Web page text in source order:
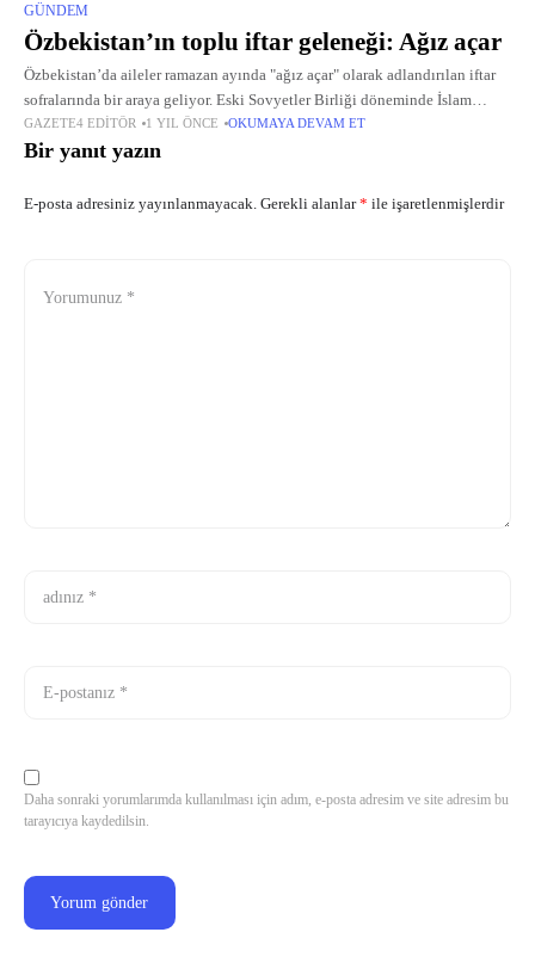
GÜNDEM
Özbekistan’ın toplu iftar geleneği: Ağız açar
Özbekistan’da aileler ramazan ayında "ağız açar" olarak adlandırılan iftar
sofralarında bir araya geliyor. Eski Sovyetler Birliği döneminde İslam
dininin yasaklandığı, ramazan ayında oruç tutulmasına engel getirildiği
Özbekistan’da halk, 1991’de bağımsızlığın
GAZETE4 EDITÖR 1 YIL ÖNCE OKUMAYA DEVAM ET
Bir yanıt yazın
E-posta adresiniz yayınlanmayacak. Gerekli alanlar* ile işaretlenmişlerdir
Daha sonraki yorumlarımda kullanılması için adım, e-posta adresim ve site adresim bu
tarayıcıya kaydedilsin.